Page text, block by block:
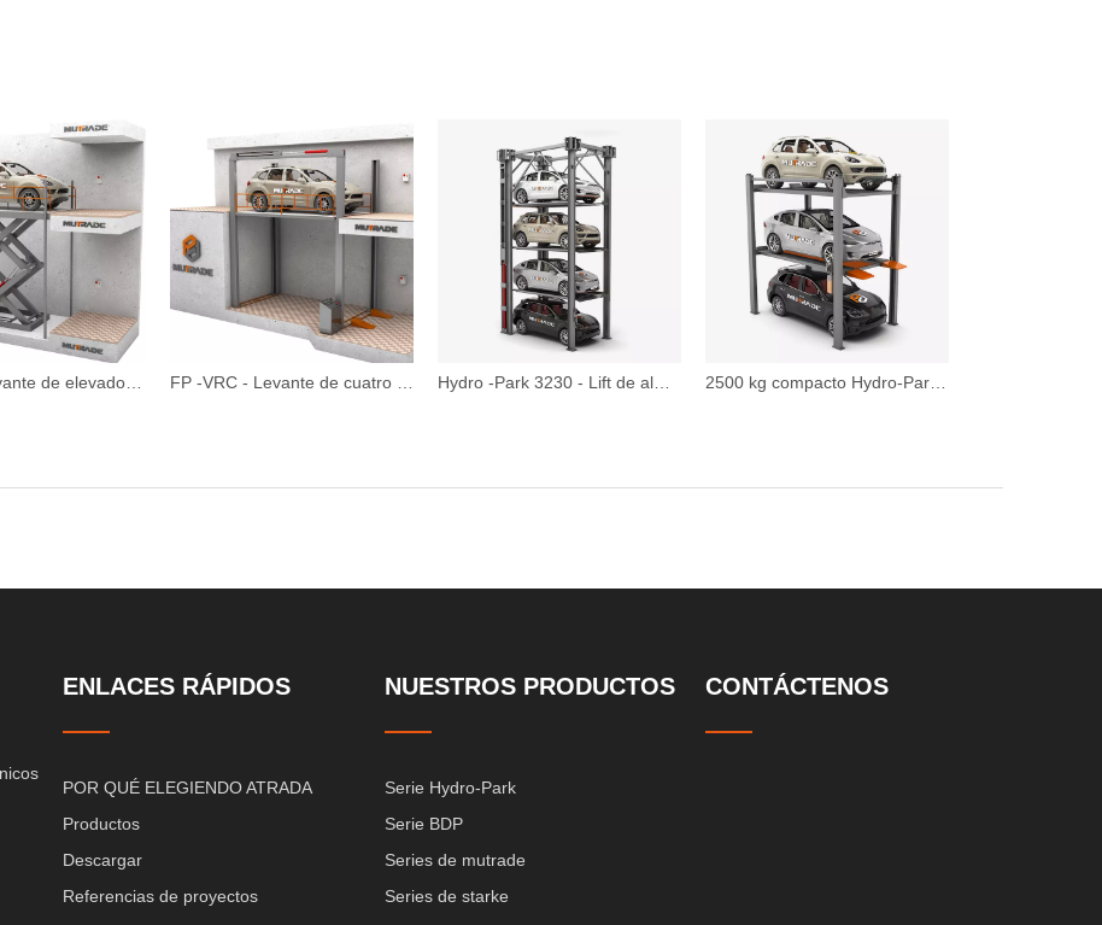
ENLACES RÁPIDOS
POR QUÉ ELEGIENDO ATRADA
Productos
Descargar
Referencias de proyectos
NUESTROS PRODUCTOS
Serie Hydro-Park
Serie BDP
Series de mutrade
Series de starke
CONTÁCTENOS